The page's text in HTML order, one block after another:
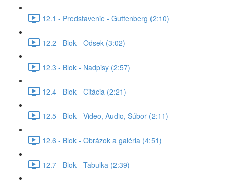
12.1 - Predstavenie - Guttenberg (2:10)
12.2 - Blok - Odsek (3:02)
12.3 - Blok - Nadpisy (2:57)
12.4 - Blok - Citácia (2:21)
12.5 - Blok - Video, Audio, Súbor (2:11)
12.6 - Blok - Obrázok a galéria (4:51)
12.7 - Blok - Tabuľka (2:39)